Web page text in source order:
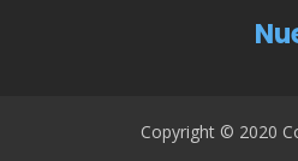
Copyright © 2020